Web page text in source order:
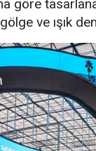
göre
ve ışık